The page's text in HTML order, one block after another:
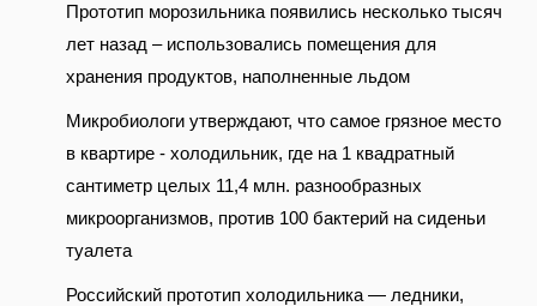
Прототип морозильника появились несколько тысяч
лет назад – использовались помещения для
хранения продуктов, наполненные льдом
Микробиологи утверждают, что самое грязное место
в квартире - холодильник, где на 1 квадратный
сантиметр целых 11,4 млн. разнообразных
микроорганизмов, против 100 бактерий на сиденьи
туалета
Российский прототип холодильника — ледники,